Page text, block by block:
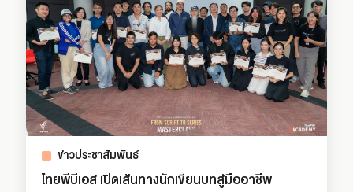
ข่าวประชาสัมพันธ์
ไทยพีบีเอส เปิดเส้นทางนักเขียนบทสู่มืออาชีพ